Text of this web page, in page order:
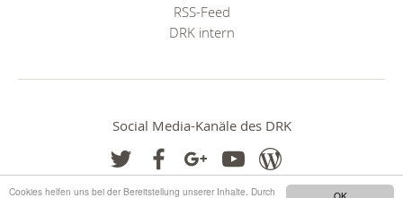
Cookies helfen uns bei der Bereitstellung unserer Inhalte. Durch
RSS-Feed
DRK intern
Social Media-Kanäle des DRK